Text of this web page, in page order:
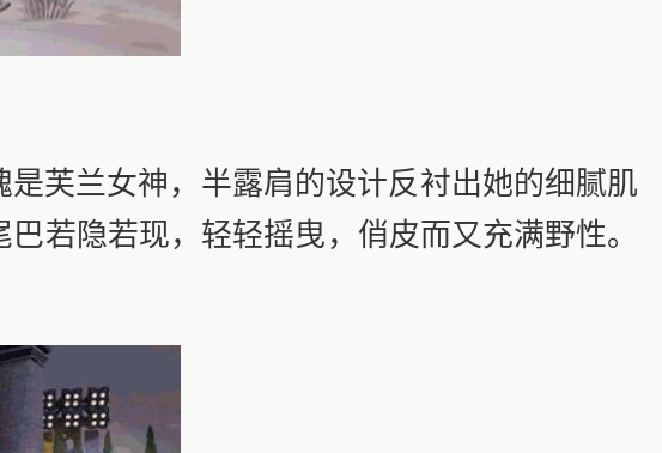
芙兰女神，半露肩的设计反衬出她的细腻肌
若隐若现，轻轻摇曳，俏皮而又充满野性。